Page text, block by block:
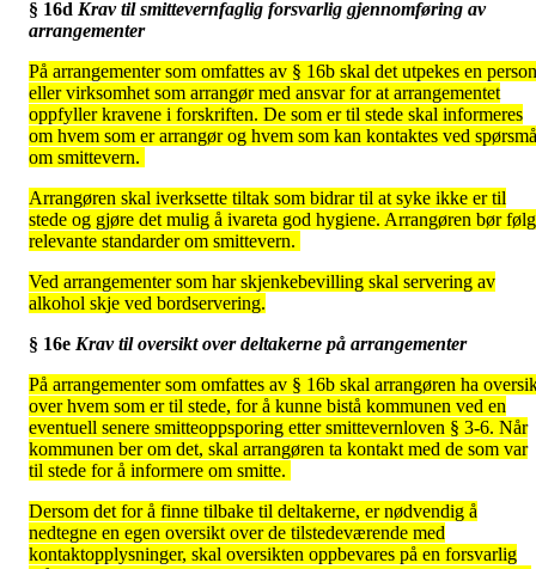
§ 16d Krav til smittevernfaglig forsvarlig gjennomføring av
arrangementer
På arrangementer som omfattes av § 16b skal det utpekes en person
eller virksomhet som arrangør med ansvar for at arrangementet
oppfyller kravene i forskriften. De som er til stede skal informeres
om hvem som er arrangør og hvem som kan kontaktes ved
om smittevern.
Arrangøren skal iverksette tiltak som bidrar til at syke ikke er til
stede og gjøre det mulig å ivareta god hygiene. Arrangøren bør
relevante standarder om smittevern.
Ved arrangementer som har skjenkebevilling skal servering av
alkohol skje ved bordservering.
§ 16e Krav til oversikt over deltakerne på arrangementer
På arrangementer som omfattes av § 16b skal arrangøren ha
over hvem som er til stede, for å kunne bistå kommunen ved en
eventuell senere smitteoppsporing etter smittevernloven § 3-6. Når
kommunen ber om det, skal arrangøren ta kontakt med de som var
til stede for å informere om smitte.
Dersom det for å finne tilbake til deltakerne, er nødvendig å
nedtegne en egen oversikt over de tilstedeværende med
kontaktopplysninger, skal oversikten oppbevares på en forsvarlig